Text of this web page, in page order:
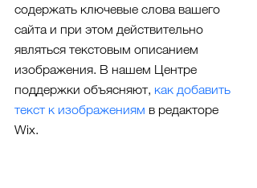
содержать ключевые слова вашего
сайта и при этом действительно
являться текстовым описанием
изображения. В нашем Центре
поддержки объясняют, как добавить
текст к изображениям в редакторе
Wix.